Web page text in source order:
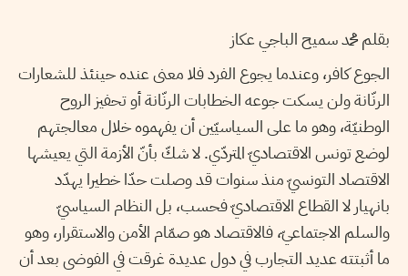
بقلم محمد سميح الباجي عكاز
الجوع كافر، وعندما يجوع الفرد فلا معنى عنده حينئذ للشعارات
الرنّانة ولن يسكت جوعه الخطابات الرنّانة أو تحفيز الروح
الوطنيّة، وهو ما على السياسيّين أن يفهموه خلال معالجتهم
لوضع تونس الاقتصاديّ المتردّي. لا شكّ بأنّ الأزمة التي يعيشها
الاقتصاد التونسيّ منذ سنوات قد وصلت حدّا خطيرا يهدّد
بانهيار لا القطاع الاقتصاديّ فحسب، بل النظام السياسيّ
والسلم الاجتماعيّ، فالاقتصاد هو صمّام الأمن والاستقرار، وهو
ما أثبتته عديد التجارب في دول عديدة غرقت في الفوضى بعد أن